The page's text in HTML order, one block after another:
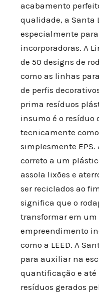
acabamento
qualidade, a Santa
especialmente
incorporadoras. A
de 50 designs de
como as linhas
de perfis
prima resíduos
insumo é o resíduo
tecnicamente
simplesmente
correto a um
assola lixões e
ser reciclados ao
significa que o
transformar em um
empreendimento
como a LEED. A
para auxiliar na
quantificação e até
resíduos gerados